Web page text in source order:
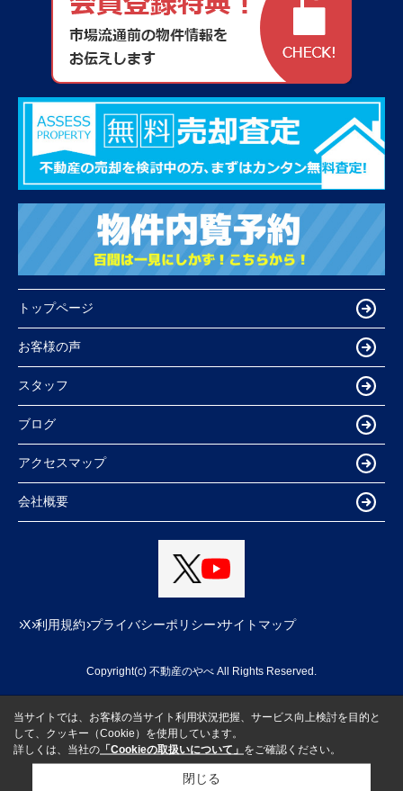
トップページ
お客様の声
スタッフ
ブログ
アクセスマップ
会社概要
X 利用規約 プライバシーポリシー サイトマップ
Copyright(c) 不動産のやべ All Rights Reserved.
当サイトでは、お客様の当サイト利用状況把握、サービス向上検討を目的と
して、クッキー（Cookie）を使用しています。
詳しくは、当社の 「Cookieの取扱いについて」 をご確認ください。
閉じる